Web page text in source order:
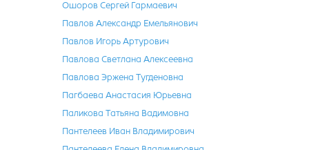
Ошоров Сергей Гармаевич
Павлов Александр Емельянович
Павлов Игорь Артурович
Павлова Светлана Алексеевна
Павлова Эржена Тугденовна
Пагбаева Анастасия Юрьевна
Паликова Татьяна Вадимовна
Пантелеев Иван Владимирович